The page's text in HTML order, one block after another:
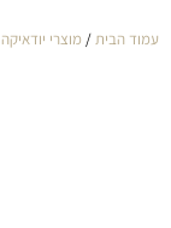
עמוד הבית/ מוצרי יודאיקה